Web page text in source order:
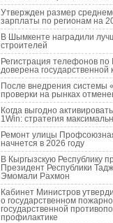
Утвержден размер
зарплаты по регионам на
В Шымкенте наградили
строителей
Регистрация телефонов по
доверена государственной
После внедрения системы
проверки на рынках
Когда выгодно
1Win: стратегия
Ремонт улицы
начнется в 2026 году
В Кыргызскую Республику
Президент Республики
Эмомали Рахмон
Кабинет Министров
о государственном
государственной
профилактике